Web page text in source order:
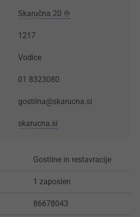
Skaručna 20
1217
Vodice
01 8323080
gostilna@skarucna.si
skarucna.si
Gostilne in restavracije
1 zaposlen
86678043